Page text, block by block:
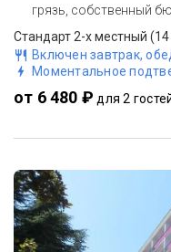
грязь, собственный
Стандарт 2-х местный
Включен завтрак,
Моментальное
от 6 480 ₽ для 2